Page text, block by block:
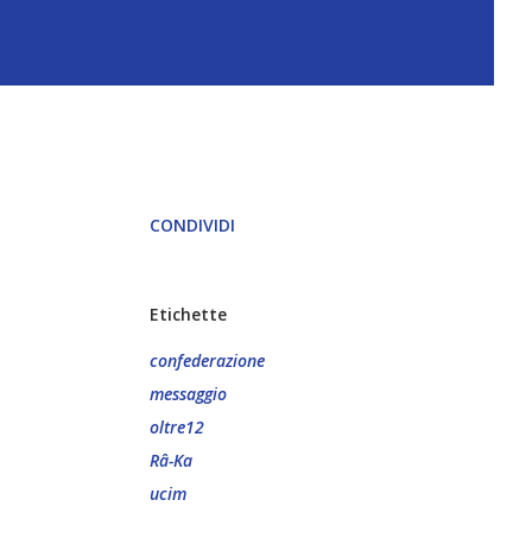
CONDIVIDI
Etichette
confederazione
messaggio
oltre12
Râ-Ka
ucim